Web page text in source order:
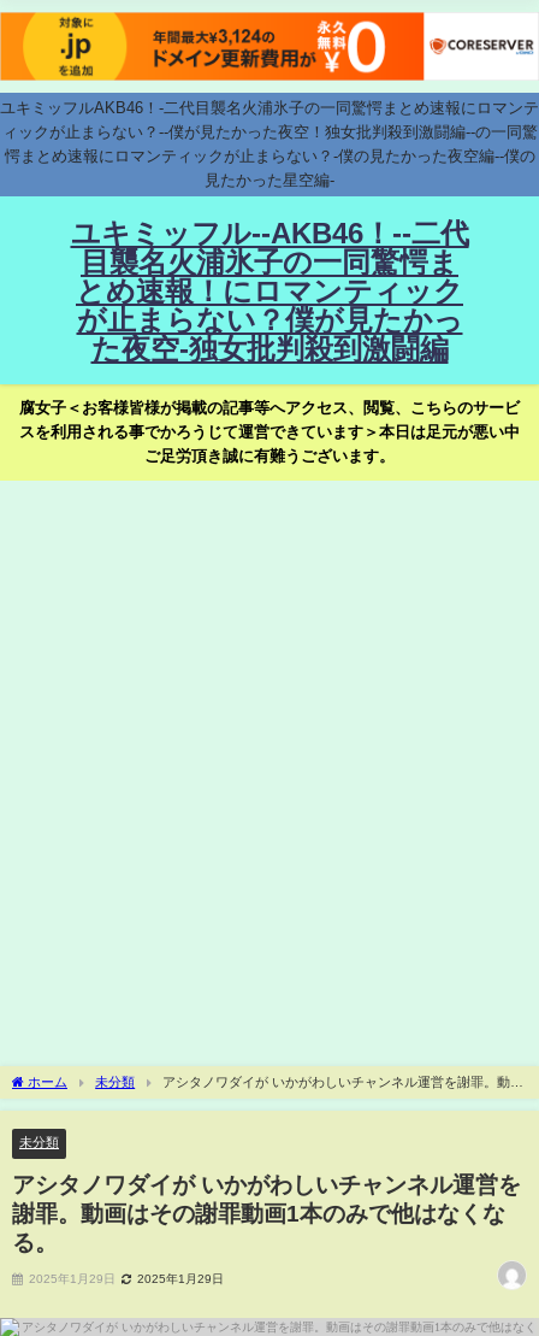
ユキミッフルAKB46！-二代目襲名火浦氷子の一同驚愕まとめ速報にロマンテ
ィックが止まらない？--僕が見たかった夜空！独女批判殺到激闘編--の一同驚
愕まとめ速報にロマンティックが止まらない？-僕の見たかった夜空編--僕の
見たかった星空編-
ユキミッフル--AKB46！--二代
目襲名火浦氷子の一同驚愕ま
とめ速報！にロマンティック
が止まらない？僕が見たかっ
た夜空-独女批判殺到激闘編
腐女子＜お客様皆様が掲載の記事等へアクセス、閲覧、こちらのサービ
スを利用される事でかろうじて運営できています＞本日は足元が悪い中
ご足労頂き誠に有難うございます。
ホーム 未分類
アシタノワダイが いかがわしいチャンネル運営を謝罪。動画
はその謝罪動画1本のみで他はなくなる。
未分類
アシタノワダイが いかがわしいチャンネル運営を
謝罪。動画はその謝罪動画1本のみで他はなくな
る。
2025年1月29日 2025年1月29日